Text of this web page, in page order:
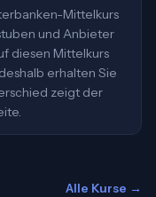
Mittelkurs
und Anbieter
diesen Mittelkurs
erhalten Sie
zeigt der
Alle Kurse →